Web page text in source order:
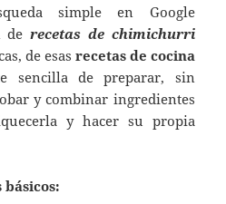
simple en Google
derecetas de chimichurri
de esas recetas de cocina
sencilla de preparar, sin
y combinar ingredientes
y hacer su propia